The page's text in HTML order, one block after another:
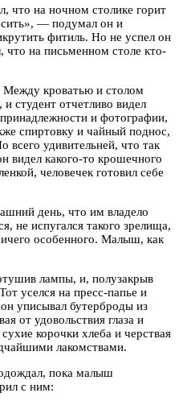
что на ночном столике горит
— подумал он и
фитиль. Но не успел он
что на письменном столе кто-
Между кроватью и столом
студент отчетливо видел
и фотографии,
спиртовку и чайный поднос,
всего удивительней, что так
видел какого-то крошечного
человечек готовил себе
день, что им владело
не испугался такого зрелища,
особенного. Малыш, как
лампы, и, полузакрыв
уселся на пресс-папье и
уписывал бутерброды из
от удовольствия глаза и
корочки хлеба и черствая
лакомствами.
пока малыш
с ним: